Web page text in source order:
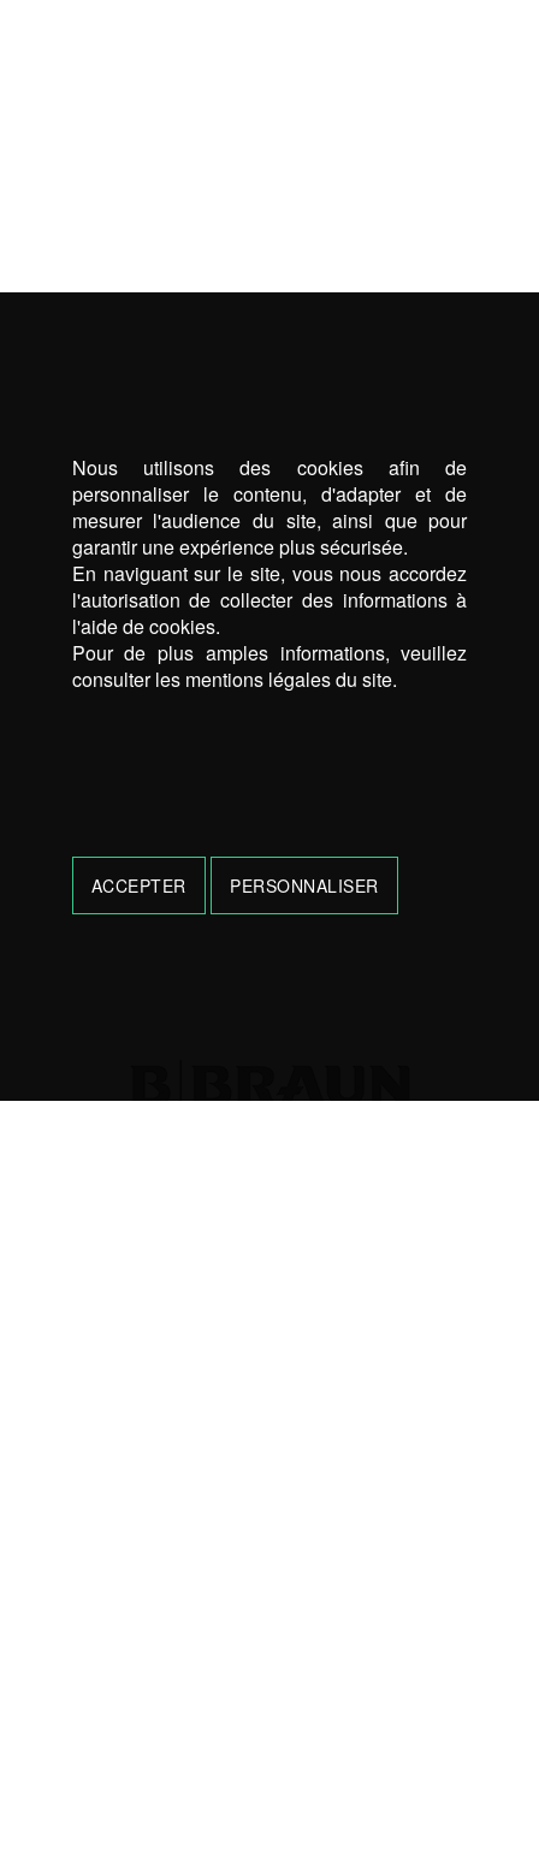
Nous utilisons des cookies afin de
personnaliser le contenu, d'adapter et de
mesurer l'audience du site, ainsi que pour
garantir une expérience plus sécurisée.
En naviguant sur le site, vous nous accordez
l'autorisation de collecter des informations à
l'aide de cookies.
Pour de plus amples informations, veuillez
consulter les mentions légales du site.
ACCEPTER PERSONNALISER